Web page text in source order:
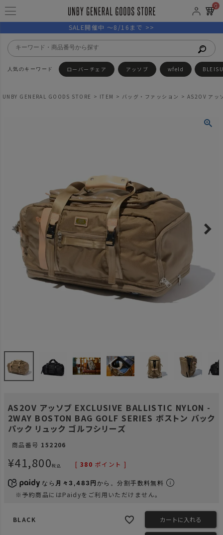
0
SALE開催中 ～8/16まで >>
ローバーチェア アッソブ wfeld
UNBY GENERAL GOODS STORE ITEM バッグ・ファッション AS2OV アッ
AS2OV アッソブ EXCLUSIVE BALLISTIC NYLON -
2WAY BOSTON BAG GOLF SERIES ボストン バック
パック リュック ゴルフシリーズ
商品番号 152206
¥41,800税込 [ 380 ポイント ]
なら 月々3,483円 から。分割手数料無料
※予約商品にはPaidyをご利用いただけません。
BLACK カートに入れる